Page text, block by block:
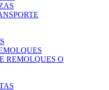
REMOLQUES O